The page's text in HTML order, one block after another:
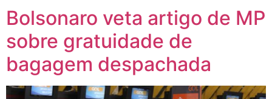
Bolsonaro veta artigo de MP
sobre gratuidade de
bagagem despachada